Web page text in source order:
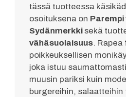
tässä tuotteessa
osoituksena on Parempi
Sydänmerkki sekä
vähäsuolaisuus. Rapea
poikkeuksellisen
joka istuu
muusin pariksi kuin
burgereihin, salaatteihin